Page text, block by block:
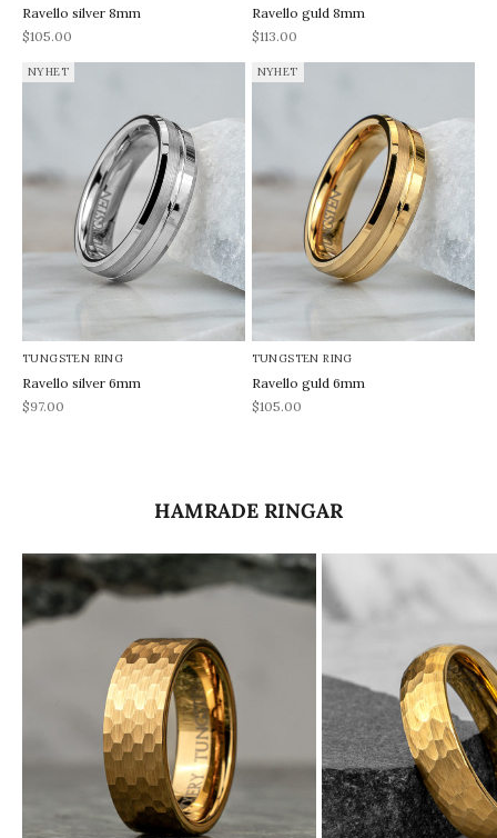
Ravello silver 8mm
REA-pris
$105.00
Ravello guld 8mm
REA-pris
$113.00
NYHET
TUNGSTEN RING
Ravello silver 6mm
REA-pris
$97.00
NYHET
TUNGSTEN RING
Ravello guld 6mm
REA-pris
$105.00
HAMRADE RINGAR